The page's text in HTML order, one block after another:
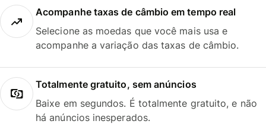
Acompanhe taxas de câmbio em tempo real
Selecione as moedas que você mais usa e
acompanhe a variação das taxas de câmbio.
Totalmente gratuito, sem anúncios
Baixe em segundos. É totalmente gratuito, e não
há anúncios inesperados.